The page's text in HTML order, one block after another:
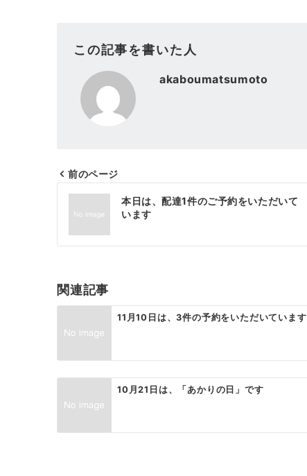
この記事を書いた人
akaboumatsumoto
投
ナ
ゲ
ー
シ
ョ
ン
前のページ
本日は、配達1件のご予約をいただいて
います
関連記事
11月10日は、3件の予約をいただいています
10月21日は、「あかりの日」です